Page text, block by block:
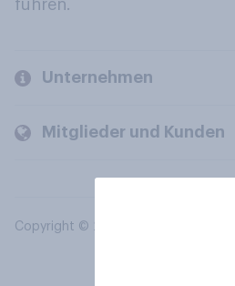
führen.
Unternehmen
Mitglieder und Kunden
Copyright © 2026 YouGov PLC. Alle